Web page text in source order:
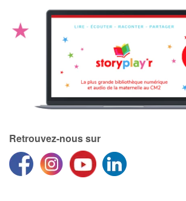
Par thématique
Rencontres et témoignages
Contes d'ici et d'ailleurs
Autour de la lecture
Apprendre à lire
Retrouvez-nous sur